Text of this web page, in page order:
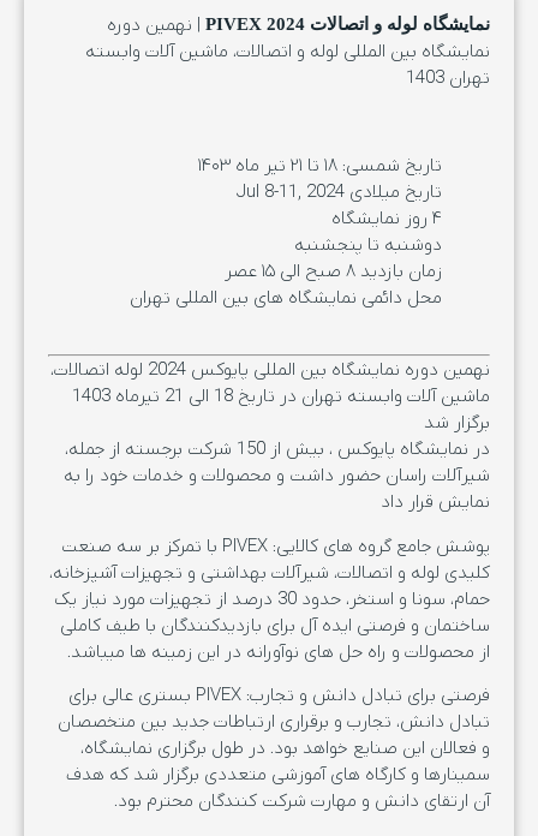
نمایشگاه لوله و اتصالات PIVEX 2024
| نهمین دوره
نمایشگاه بین المللی لوله و اتصالات، ماشین آلات وابسته
تهران 1403
تاریخ شمسی: ۱۸ تا ۲۱ تیر ماه ۱۴۰۳
تاریخ میلادی 2024 ,Jul 8-11
۴ روز نمایشگاه
دوشنبه تا پنجشنبه
زمان بازدید ۸ صبح الی ۱۵ عصر
محل دائمی نمایشگاه های بین المللی تهران
نهمین دوره نمایشگاه بین المللی پایوکس 2024 لوله اتصالات،
ماشین آلات وابسته تهران در تاریخ 18 الی 21 تیرماه 1403
برگزار شد
در نمایشگاه پایوکس ، بیش از 150 شرکت برجسته از جمله،
شیرآلات راسان حضور داشت و محصولات و خدمات خود را به
نمایش قرار داد
پوشش جامع گروه های کالایی: PIVEX با تمرکز بر سه صنعت
کلیدی لوله و اتصالات، شیرآلات بهداشتی و تجهیزات آشپزخانه،
حمام، سونا و استخر، حدود 30 درصد از تجهیزات مورد نیاز یک
ساختمان و فرصتی ایده آل برای بازدیدکنندگان با طیف کاملی
از محصولات و راه حل های نوآورانه در این زمینه ها میباشد.
فرصتی برای تبادل دانش و تجارب: PIVEX بستری عالی برای
تبادل دانش، تجارب و برقراری ارتباطات جدید بین متخصصان
و فعالان این صنایع خواهد بود. در طول برگزاری نمایشگاه،
سمینارها و کارگاه های آموزشی متعددی برگزار شد که هدف
آن ارتقای دانش و مهارت شرکت کنندگان محترم بود.